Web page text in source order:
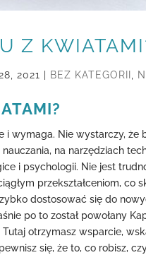
Z
2021 BEZ KATEGORII ,
i wymaga. Nie wystarczy, że
na narzędziach
i psychologii. Nie jest
przekształceniom, co
dostosować się do
po to został powołany
otrzymasz wsparcie,
się, że to, co robisz,